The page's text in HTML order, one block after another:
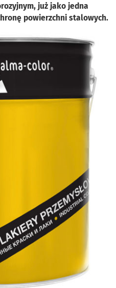
już jako jedna
powierzchni stalowych.